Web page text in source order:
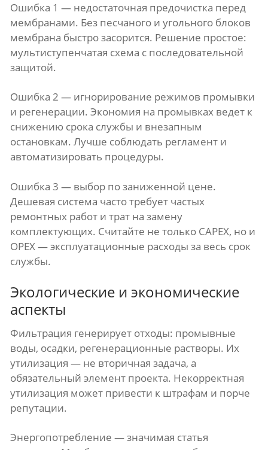
Ошибка 1 — недостаточная предочистка перед
мембранами. Без песчаного и угольного блоков
мембрана быстро засорится. Решение простое:
мультиступенчатая схема с последовательной
защитой.
Ошибка 2 — игнорирование режимов промывки
и регенерации. Экономия на промывках ведет к
снижению срока службы и внезапным
остановкам. Лучше соблюдать регламент и
автоматизировать процедуры.
Ошибка 3 — выбор по заниженной цене.
Дешевая система часто требует частых
ремонтных работ и трат на замену
комплектующих. Считайте не только CAPEX, но и
OPEX — эксплуатационные расходы за весь срок
службы.
Экологические и экономические
аспекты
Фильтрация генерирует отходы: промывные
воды, осадки, регенерационные растворы. Их
утилизация — не вторичная задача, а
обязательный элемент проекта. Некорректная
утилизация может привести к штрафам и порче
репутации.
Энергопотребление — значимая статья